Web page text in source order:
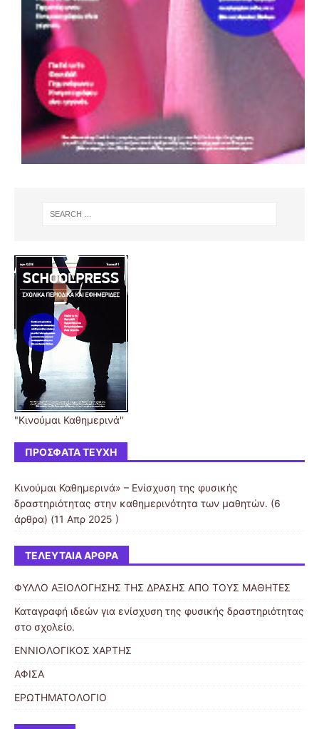
"Κινούμαι Καθημερινά"
ΠΡΌΣΦΑΤΑ ΤΕΎΧΗ
Κινούμαι Καθημερινά» – Ενίσχυση της φυσικής
δραστηριότητας στην καθημερινότητα των μαθητών. (6
άρθρα) (11 Απρ 2025 )
ΤΕΛΕΥΤΑΊΑ ΆΡΘΡΑ
ΦΥΛΛΟ ΑΞΙΟΛΟΓΗΣΗΣ ΤΗΣ ΔΡΑΣΗΣ ΑΠΟ ΤΟΥΣ ΜΑΘΗΤΕΣ
Καταγραφή ιδεών για ενίσχυση της φυσικής δραστηριότητας
στο σχολείο.
ΕΝΝΙΟΛΟΓΙΚΟΣ ΧΑΡΤΗΣ
ΑΦΙΣΑ
ΕΡΩΤΗΜΑΤΟΛΟΓΙΟ